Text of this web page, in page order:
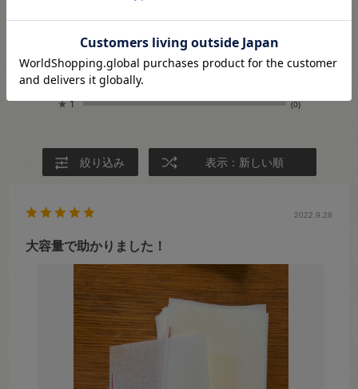
★5 (2)
★3 (0)
★2
★1 (0)
絞り込み 表示：新しい順
2022.9.28
大容量で助かりました！